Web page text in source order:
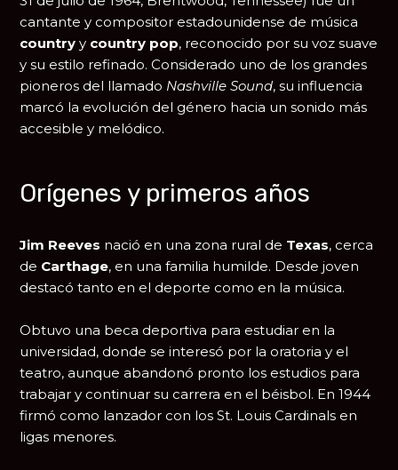
cantante y compositor estadounidense de música
country y country pop, reconocido por su voz suave
y su estilo refinado. Considerado uno de los grandes
pioneros del llamado Nashville Sound, su influencia
marcó la evolución del género hacia un sonido más
accesible y melódico.
Orígenes y primeros años
Jim Reeves nació en una zona rural de Texas, cerca
de Carthage, en una familia humilde. Desde joven
destacó tanto en el deporte como en la música.
Obtuvo una beca deportiva para estudiar en la
universidad, donde se interesó por la oratoria y el
teatro, aunque abandonó pronto los estudios para
trabajar y continuar su carrera en el béisbol. En 1944
firmó como lanzador con losSt. Louis Cardinals en
ligas menores.